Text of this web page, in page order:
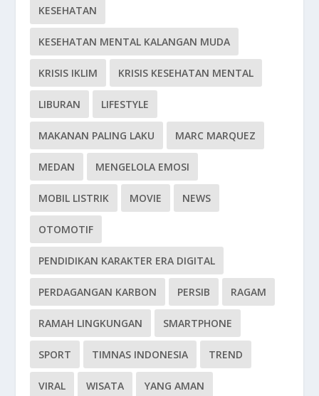
KESEHATAN
KESEHATAN MENTAL KALANGAN MUDA
KRISIS IKLIM KRISIS KESEHATAN MENTAL
LIBURAN LIFESTYLE
MAKANAN PALING LAKU MARC MARQUEZ
MEDAN MENGELOLA EMOSI
MOBIL LISTRIK MOVIE NEWS
OTOMOTIF
PENDIDIKAN KARAKTER ERA DIGITAL
PERDAGANGAN KARBON PERSIB RAGAM
RAMAH LINGKUNGAN SMARTPHONE
SPORT TIMNAS INDONESIA TREND
VIRAL WISATA YANG AMAN